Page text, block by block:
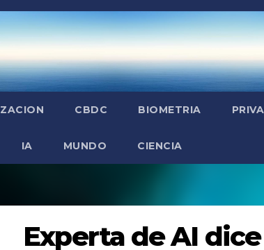
CBDC BIOMETRIA
IA MUNDO CIENCIA
Experta de AI